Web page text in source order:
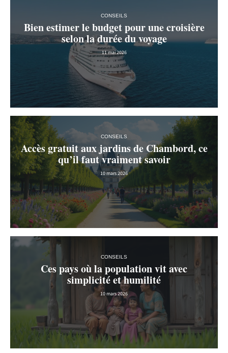
CONSEILS
Bien estimer le budget pour une croisière
selon la durée du voyage
11 mai 2026
CONSEILS
Accès gratuit aux jardins de Chambord, ce
qu’il faut vraiment savoir
10 mars 2026
CONSEILS
Ces pays où la population vit avec
simplicité et humilité
10 mars 2026